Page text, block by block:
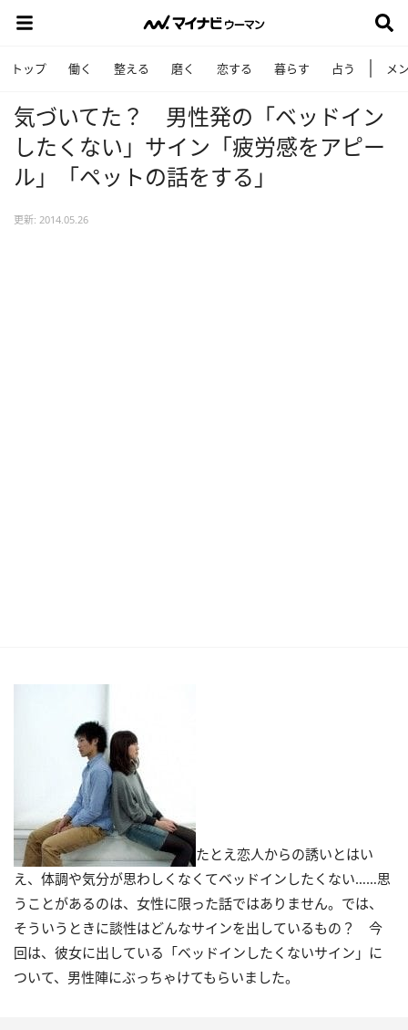
トップ 働く 整える 磨く 恋する 暮らす 占う メ
気づいてた？ 男性発の「ベッドイン
したくない」サイン「疲労感をアピー
ル」「ペットの話をする」
更新: 2014.05.26
たとえ恋人からの誘いとはい
え、体調や気分が思わしくなくてベッドインしたくない……思
うことがあるのは、女性に限った話ではありません。では、
そういうときに談性はどんなサインを出しているもの？ 今
回は、彼女に出している「ベッドインしたくないサイン」に
ついて、男性陣にぶっちゃけてもらいました。